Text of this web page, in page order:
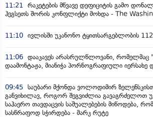
11:21
რაკეტების მწვავე დეფიციტის გამო
ჰეგსეთს შორის კონფლიქტი მოხდა - The
11:10 ივლისში უკანონო ტყითსარგებლობის
11:06 დააკავეს არასრულწლოვანი, რომელმაც
დაამონტაჟა, მიანიჭა პორნოგრაფიული იერსახე
09:45 საუბარი მქონდა ვოლოდიმირ
განვიხილავ, როგორ შეგვიძლია გავაგრძელოთ
საჰაერო თავდაცვის საშუალებების მიწოდება,
სასწრაფოდ სჭირდება - მარკ რუტე